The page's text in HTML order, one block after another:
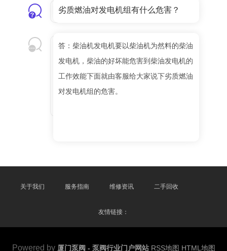
劣质燃油对发电机组有什么危害？
答：柴油机发电机要以柴油机为然料的柴油
发电机，柴油的好坏能危害到柴油发电机的
工作效能下面就由客服给大家说下劣质燃油
对发电机组的危害。
关于我们 服务指南 维修资讯 二手回收
友情链接：
Powered by 厦门泵阀 - 泵阀行业门户网站 RSS地图 HTML地图